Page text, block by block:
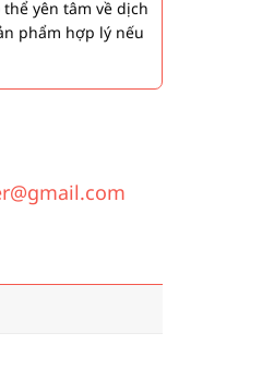
yên tâm về dịch
phẩm hợp lý nếu